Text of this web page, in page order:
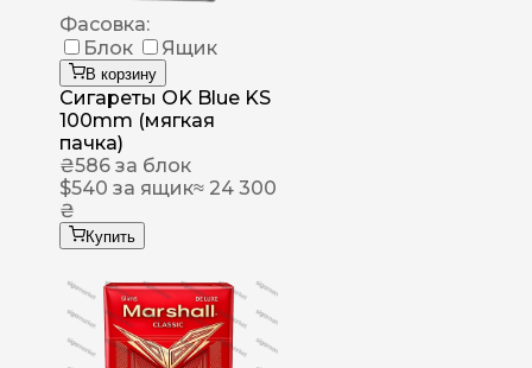
Фасовка:
Блок
Ящик
В корзину
Сигареты OK Blue KS
100mm (мягкая
пачка)
₴586 за блок
$540 за ящик≈ 24 300
₴
Купить